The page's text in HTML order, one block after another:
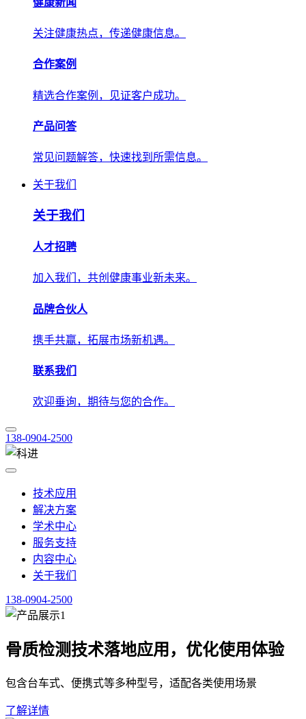
关注健康热点，传递健康信息。
合作案例
精选合作案例，见证客户成功。
产品问答
常见问题解答，快速找到所需信息。
关于我们
关于我们
人才招聘
加入我们，共创健康事业新未来。
品牌合伙人
携手共赢，拓展市场新机遇。
联系我们
欢迎垂询，期待与您的合作。
138-0904-2500
技术应用
解决方案
学术中心
服务支持
内容中心
关于我们
138-0904-2500
骨质检测技术落地应用，优化使用体验
包含台车式、便携式等多种型号，适配各类使用场景
了解详情